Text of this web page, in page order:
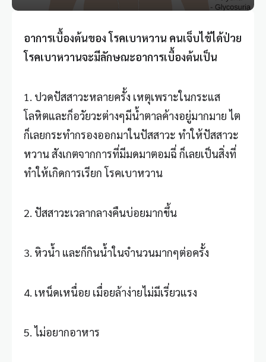
อาการเบื้องต้นของ โรคเบาหวาน คนเจ็บไข้ได้ป่วย
โรคเบาหวานจะมีลักษณะอาการเบื้องต้นเป็น
1. ปวดปัสสาวะหลายครั้ง เหตุเพราะในกระแส
โลหิตและก็อวัยวะต่างๆมีน้ำตาลค้างอยู่มากมาย ไต
ก็เลยกระทำกรองออกมาในปัสสาวะ ทำให้ปัสสาวะ
หวาน สังเกตจากการที่มีมดมาตอมฉี่ ก็เลยเป็นสิ่งที่
ทำให้เกิดการเรียก โรคเบาหวาน
2. ปัสสาวะเวลากลางคืนบ่อยมากขึ้น
3. หิวน้ำ และก็กินน้ำในจำนวนมากๆต่อครั้ง
4. เหน็ดเหนื่อย เมื่อยล้าง่ายไม่มีเรี่ยวแรง
5. ไม่อยากอาหาร